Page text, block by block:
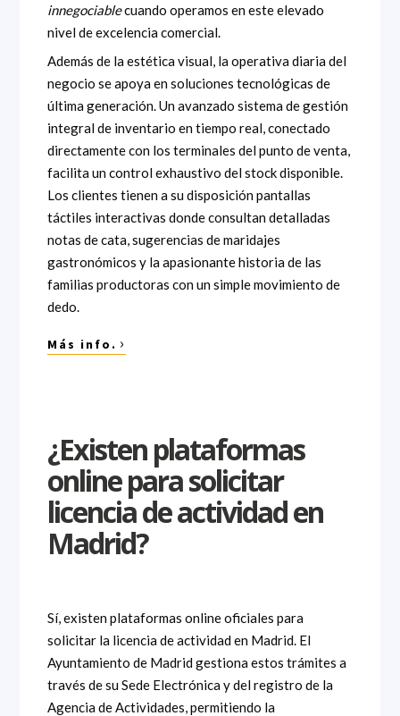
innegociablecuando operamos en este elevado
nivel de excelencia comercial.
Además de la estética visual, la operativa diaria del
negocio se apoya en soluciones tecnológicas de
última generación. Un avanzado sistema de gestión
integral de inventario en tiempo real, conectado
directamente con los terminales del punto de venta,
facilita un control exhaustivo del stock disponible.
Los clientes tienen a su disposición pantallas
táctiles interactivas donde consultan detalladas
notas de cata, sugerencias de maridajes
gastronómicos y la apasionante historia de las
familias productoras con un simple movimiento de
dedo.
Más info. ›
¿Existen plataformas
online para solicitar
licencia de actividad en
Madrid?
Sí, existen plataformas online oficiales para
solicitar la licencia de actividad en Madrid. El
Ayuntamiento de Madrid gestiona estos trámites a
través de su Sede Electrónica y del registro de la
Agencia de Actividades, permitiendo la